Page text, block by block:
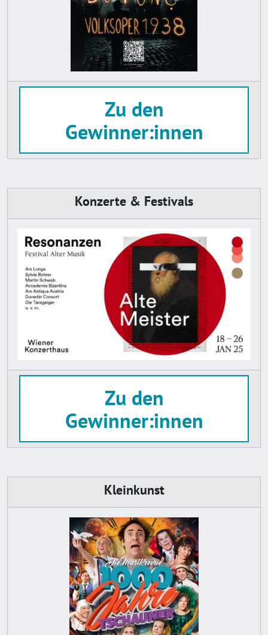
Zu den
Gewinner:innen
Konzerte & Festivals
Zu den
Gewinner:innen
Kleinkunst